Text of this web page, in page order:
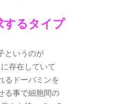
するタイプ
というのが
存在していて
るドーパミンを
る事で細胞間の